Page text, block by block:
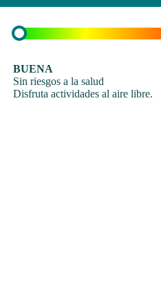
BUENA
Sin riesgos a la salud
Disfruta actividades al aire libre.